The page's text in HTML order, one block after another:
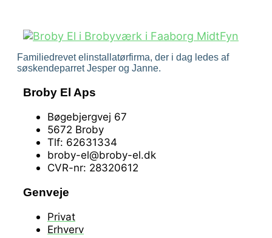
Familiedrevet elinstallatørfirma, der i dag ledes af
søskendeparret Jesper og Janne.
Broby El Aps
Bøgebjergvej 67
5672 Broby
Tlf: 62631334
broby-el@broby-el.dk
CVR-nr: 28320612
Genveje
Privat
Erhverv